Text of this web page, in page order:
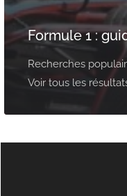
Formule 1 :
Recherches
Voir tous les